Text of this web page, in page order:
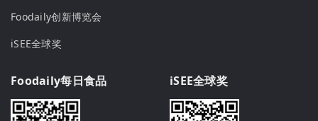
Foodaily创新博览会
iSEE全球奖
Foodaily每日食品 iSEE全球奖